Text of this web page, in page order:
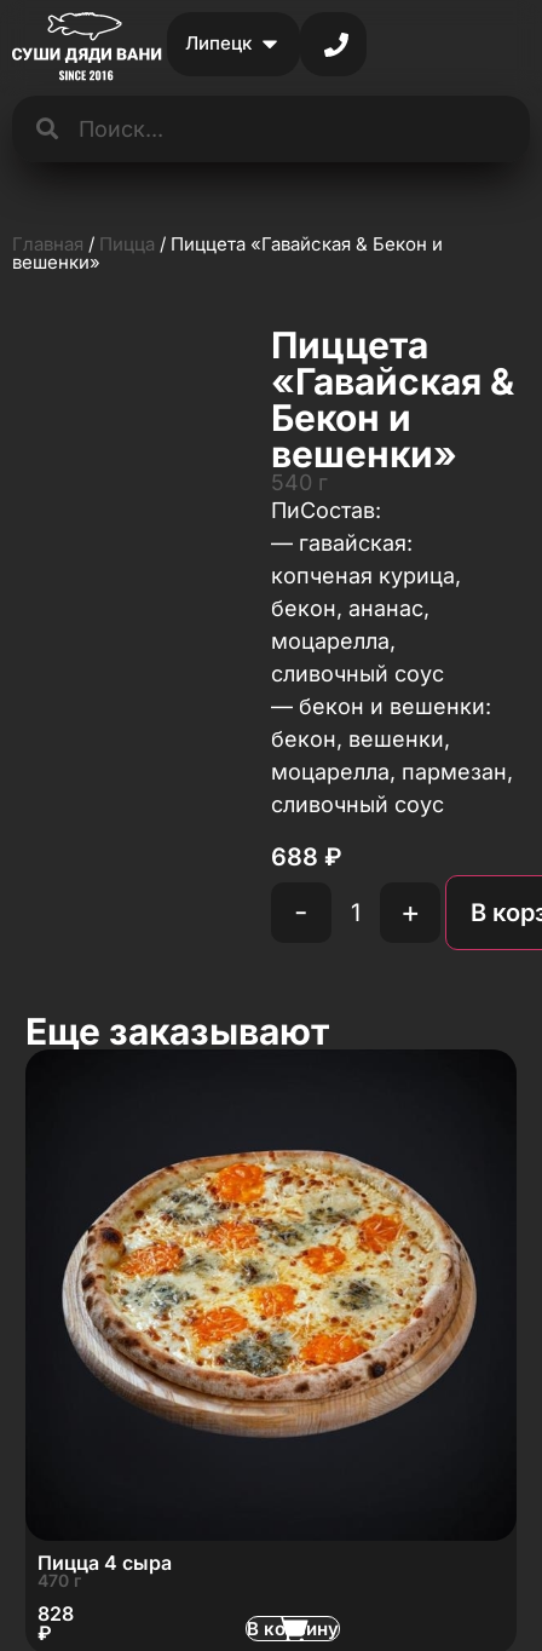
Липецк
Главная / Пицца / Пиццета «Гавайская & Бекон и
вешенки»
Пиццета
«Гавайская &
Бекон и
вешенки»
540 г
ПиСостав:
— гавайская:
копченая курица,
бекон, ананас,
моцарелла,
сливочный соус
— бекон и вешенки:
бекон, вешенки,
моцарелла, пармезан,
сливочный соус
688 ₽
- + В
Еще заказывают
Пицца 4 сыра
470 г
828
₽
В корзину